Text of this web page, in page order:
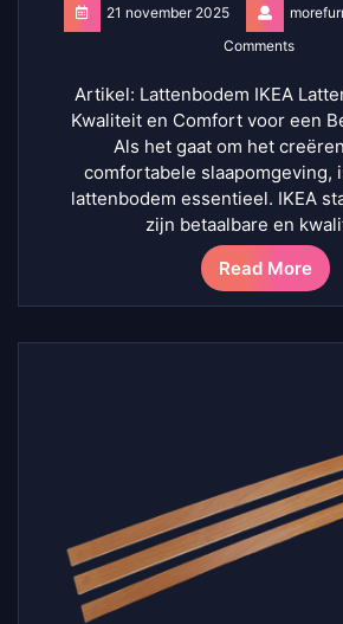
21 november 2025
Comments
Artikel: Lattenbodem IKEA
Kwaliteit en Comfort voor een
Als het gaat om het
comfortabele slaapomgeving,
lattenbodem essentieel. IKEA
zijn betaalbare en
Read More